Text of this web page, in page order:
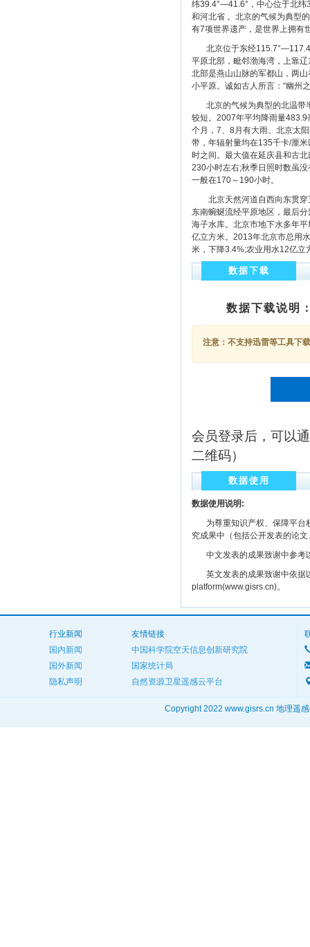
纬39.4°—41.6°，中心位于北纬
和河北省 。北京的气候为典型
有7项世界遗产，是世界上拥有
北京位于东经115.7°—117.4°
平原北部，毗邻渤海湾，上靠
北部是燕山山脉的军都山，两
小平原。诚如古人所言：“幽州
北京的气候为典型的北温带
较短。2007年平均降雨量
个月，7、8月有大雨。北京太
带，年辐射量均在135千卡/厘
时之间。最大值在延庆县和古
230小时左右;秋季日照时数虽
一般在170～190小时。
北京天然河道自西向东贯穿
东南蜿蜒流经平原地区，最后
海子水库。北京市地下水多年
亿立方米。2013年北京市总用
米，下降3.4%;农业用水12亿立
数据下载
数据下载说明
注意：不支持迅雷等工具下
会员登录后，可以
二维码）
数据使用
数据使用说明:
为尊重知识产权、保障平台
究成果中（包括公开发表的论
中文发表的成果致谢中参考
英文发表的成果致谢中依据
platform(www.gisrs.cn)。
行业新闻
国内新闻
国外新闻
隐私声明
友情链接
中国科学院空天信息创新研究院
国家统计局
自然资源卫星遥感云平台
Copyright 2022 www.gisrs.cn 地理遥